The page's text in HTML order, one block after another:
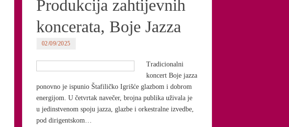
Produkcija zahtijevnih
koncerata, Boje Jazza
02/09/2025
Tradicionalni
koncert Boje jazza
ponovno je ispunio Štafiličko Igrišće glazbom i dobrom
energijom. U četvrtak navečer, brojna publika uživala je
u jedinstvenom spoju jazza, glazbe i orkestralne izvedbe,
pod dirigentskom…